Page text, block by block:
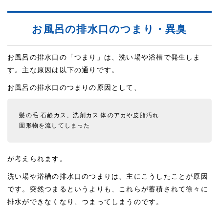
お風呂の排水口のつまり・異臭
お風呂の排水口の「つまり」は、洗い場や浴槽で発生しま
す。主な原因は以下の通りです。
お風呂の排水口のつまりの原因として、
髪の毛 石鹸カス、洗剤カス 体のアカや皮脂汚れ
固形物を流してしまった
が考えられます。
洗い場や浴槽の排水口のつまりは、主にこうしたことが原因
です。突然つまるというよりも、これらが蓄積されて徐々に
排水ができなくなり、つまってしまうのです。